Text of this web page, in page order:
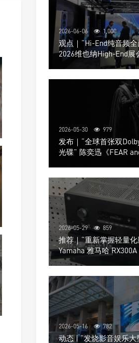
2026-06-06 1,000
观点｜“Hi-End纯音频
2026维也纳High-End展
Trinnov Audio搭建多声
2026-05-30 979
发布｜“全球首张双
光碟” 陈奕迅《FEAR
2026-05-29 859
推荐｜“重新掌握轻量
Yamaha 雅马哈
大器
2026-05-16 782
动态 | “发烧影音娱乐大